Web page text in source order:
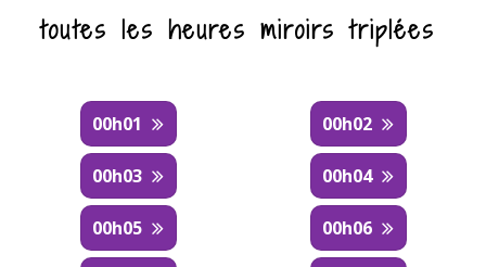
toutes les heures miroirs triplées
00h01 00h02
00h03 00h04
00h05 00h06